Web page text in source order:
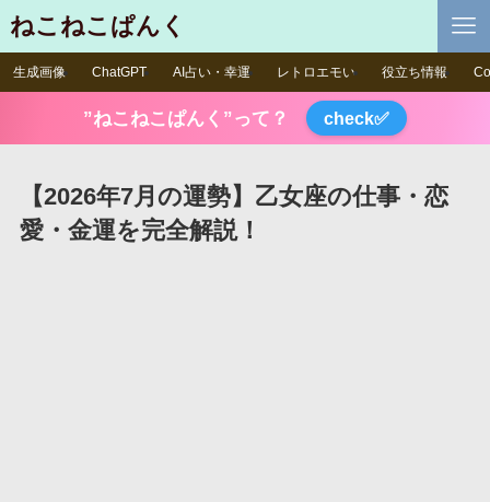
ねこねこぱんく
生成画像 ChatGPT AI占い・幸運 レトロエモい 役立ち情報
”ねこねこぱんく”って？ check✅
【2026年7月の運勢】乙女座の仕事・恋
愛・金運を完全解説！